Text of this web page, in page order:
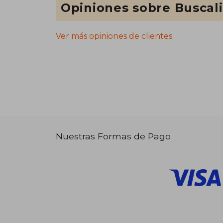
Opiniones sobre
Ver más opiniones de clientes
Nuestras Formas de Pago